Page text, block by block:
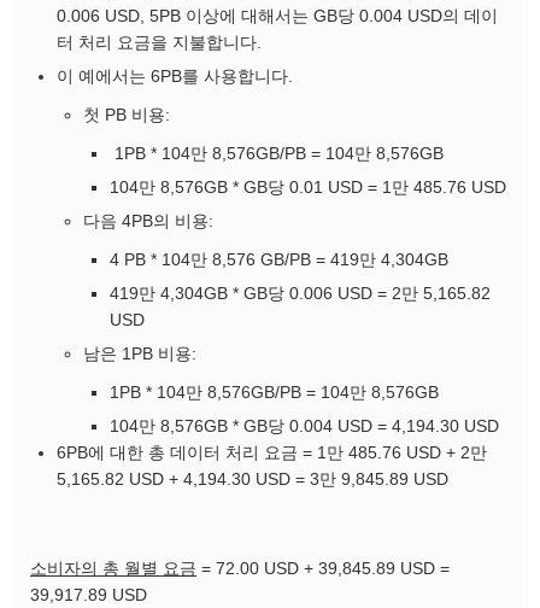
0.006 USD, 5PB 이상에 대해서는 GB당 0.004 USD의 데이
터 처리 요금을 지불합니다.
이 예에서는 6PB를 사용합니다.
첫 PB 비용:
1PB * 104만 8,576GB/PB = 104만 8,576GB
104만 8,576GB * GB당 0.01 USD = 1만 485.76 USD
다음 4PB의 비용:
4 PB * 104만 8,576 GB/PB = 419만 4,304GB
419만 4,304GB * GB당 0.006 USD = 2만 5,165.82
USD
남은 1PB 비용:
1PB * 104만 8,576GB/PB = 104만 8,576GB
104만 8,576GB * GB당 0.004 USD = 4,194.30 USD
6PB에 대한 총 데이터 처리 요금 = 1만 485.76 USD + 2만
5,165.82 USD + 4,194.30 USD = 3만 9,845.89 USD
소비자의 총 월별 요금 = 72.00 USD + 39,845.89 USD =
39,917.89 USD